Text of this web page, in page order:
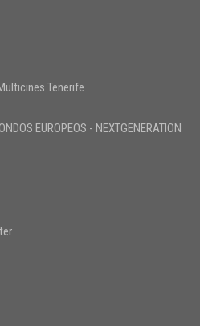
Tenerife
EUROPEOS - NEXTGENERATION